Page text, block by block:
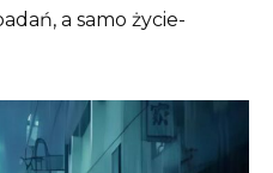
a samo życie-